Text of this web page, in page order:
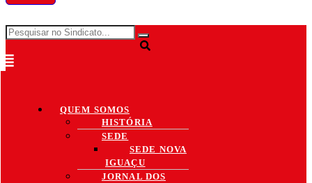
QUEM SOMOS
HISTÓRIA
SEDE
SEDE NOVA
IGUAÇU
JORNAL DOS